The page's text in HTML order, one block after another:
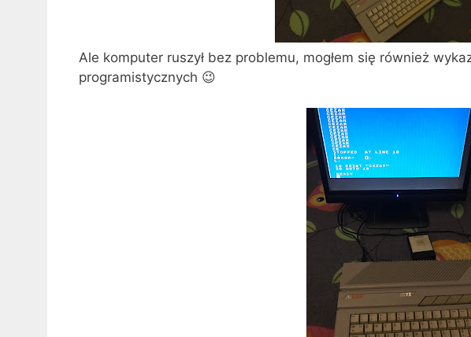
Ale komputer ruszył bez problemu, mogłem się również
programistycznych 😉